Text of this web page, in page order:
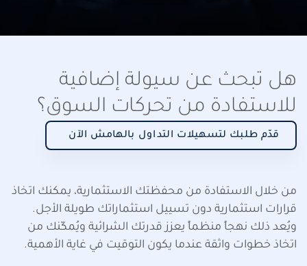
هل تبحث عن سيولة إضافية
للاستفادة من تحركات السوق؟
قدّم طلبك لتسهيلات التداول بالهامش الآن
من خلال الاستفادة من محفظتك الاستثمارية، يمكنك اتخاذ
قرارات استثمارية دون تسييل استثماراتك طويلة الأجل.
ويُعد ذلك نهجاً منظماً يعزز قدرتك الشرائية ويُمكّنك من
اتخاذ خطوات واثقة عندما يكون التوقيت في غاية الأهمية.